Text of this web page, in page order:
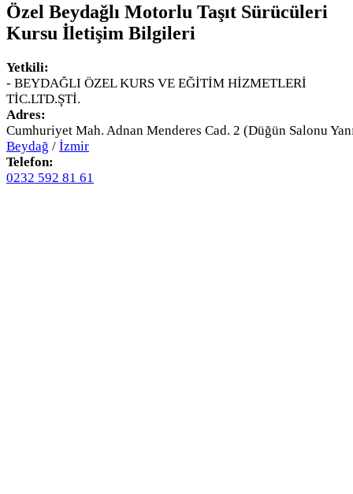
Özel Beydağlı Motorlu Taşıt Sürücüleri
Kursu İletişim Bilgileri
Yetkili:
- BEYDAĞLI ÖZEL KURS VE EĞİTİM HİZMETLERİ
TİC.LTD.ŞTİ.
Adres:
Cumhuriyet Mah. Adnan Menderes Cad. 2 (Düğün Salonu
Beydağ / İzmir
Telefon:
0232 592 81 61